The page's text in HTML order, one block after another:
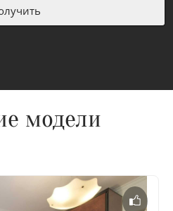
модели